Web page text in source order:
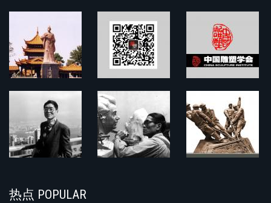
热点 POPULAR